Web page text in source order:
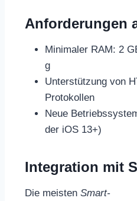
Anforderungen
Minimaler RAM: 2
g
Unterstützung von
Protokollen
Neue
der iOS 13+)
Integration mit
Die meisten Smart-